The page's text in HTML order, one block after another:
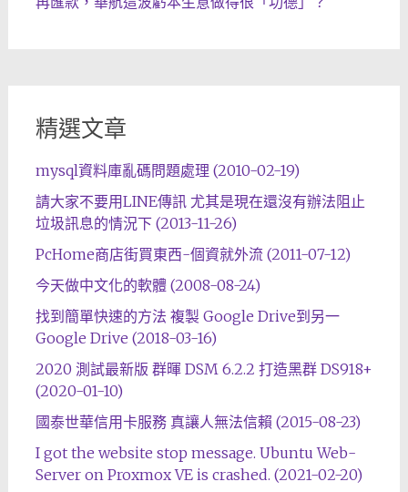
精選文章
mysql資料庫亂碼問題處理 (2010-02-19)
請大家不要用LINE傳訊 尤其是現在還沒有辦法阻止
垃圾訊息的情況下 (2013-11-26)
PcHome商店街買東西-個資就外流 (2011-07-12)
今天做中文化的軟體 (2008-08-24)
找到簡單快速的方法 複製 Google Drive到另一
Google Drive (2018-03-16)
2020 測試最新版 群暉 DSM 6.2.2 打造黑群 DS918+
(2020-01-10)
國泰世華信用卡服務 真讓人無法信賴 (2015-08-23)
I got the website stop message. Ubuntu Web-
Server on Proxmox VE is crashed. (2021-02-20)